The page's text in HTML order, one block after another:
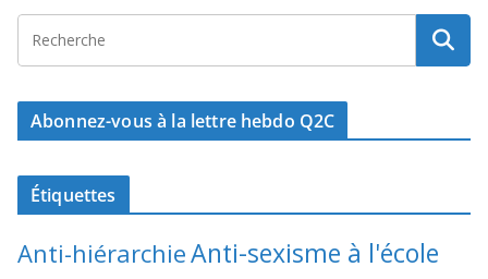
Abonnez-vous à la lettre hebdo Q2C
Étiquettes
Anti-hiérarchieAnti-sexisme à l'école